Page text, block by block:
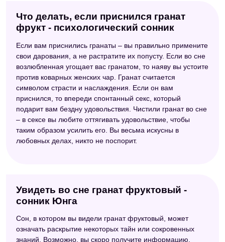
Что делать, если приснился гранат
фрукт - психологический сонник
Если вам приснились гранаты – вы правильно примените
свои дарования, а не растратите их попусту. Если во сне
возлюбленная угощает вас гранатом, то наяву вы устоите
против коварных женских чар. Гранат считается
символом страсти и наслаждения. Если он вам
приснился, то впереди спонтанный секс, который
подарит вам бездну удовольствия. Чистили гранат во сне
– в сексе вы любите оттягивать удовольствие, чтобы
таким образом усилить его. Вы весьма искусны в
любовных делах, никто не поспорит.
Увидеть во сне гранат фруктовый -
сонник Юнга
Сон, в котором вы видели гранат фруктовый, может
означать раскрытие некоторых тайн или сокровенных
знаний. Возможно, вы скоро получите информацию,